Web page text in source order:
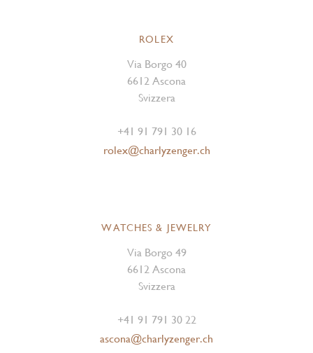
ROLEX
Via Borgo 40
6612 Ascona
Svizzera
+41 91 791 30 16
rolex@charlyzenger.ch
WATCHES & JEWELRY
Via Borgo 49
6612 Ascona
Svizzera
+41 91 791 30 22
ascona@charlyzenger.ch